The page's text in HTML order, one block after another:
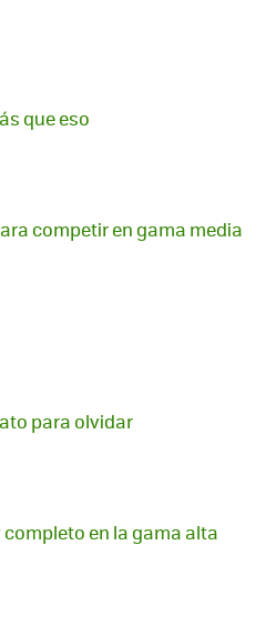
que eso
competir en gama media
para olvidar
en la gama alta